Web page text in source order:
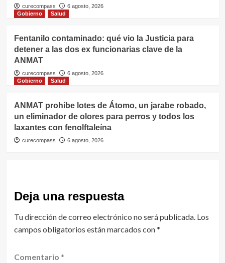
curecompass
6 agosto, 2026
Gobierno
Salud
Fentanilo contaminado: qué vio la Justicia para
detener a las dos ex funcionarias clave de la
ANMAT
curecompass
6 agosto, 2026
Gobierno
Salud
ANMAT prohíbe lotes de Átomo, un jarabe robado,
un eliminador de olores para perros y todos los
laxantes con fenolftaleína
curecompass 6 agosto, 2026
Deja una respuesta
Tu dirección de correo electrónico no será publicada. Los
campos obligatorios están marcados con*
Comentario *